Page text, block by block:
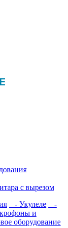
с вырезом
- Укулеле
-
и
оборудование